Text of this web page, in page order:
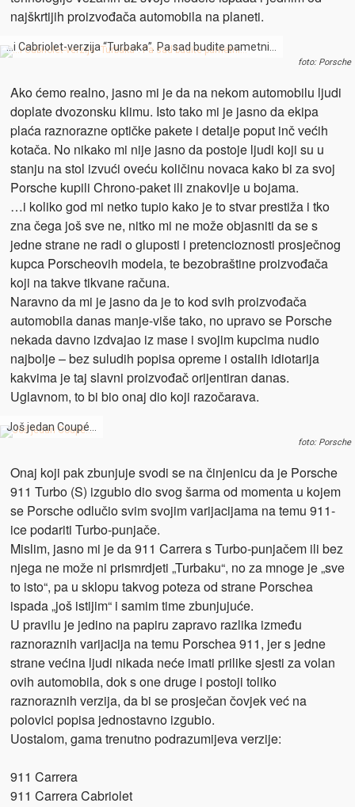
najškrtijih proizvođača automobila na planeti.
…i Cabriolet-verzija “Turbaka”. Pa sad budite pametni…
foto: Porsche
Ako ćemo realno, jasno mi je da na nekom automobilu ljudi
doplate dvozonsku klimu. Isto tako mi je jasno da ekipa
plaća raznorazne optičke pakete i detalje poput inč većih
kotača. No nikako mi nije jasno da postoje ljudi koji su u
stanju na stol izvući oveću količinu novaca kako bi za svoj
Porsche kupili Chrono-paket ili znakovlje u bojama.
…i koliko god mi netko tupio kako je to stvar prestiža i tko
zna čega još sve ne, nitko mi ne može objasniti da se s
jedne strane ne radi o gluposti i pretencioznosti prosječnog
kupca Porscheovih modela, te bezobraštine proizvođača
koji na takve tikvane računa.
Naravno da mi je jasno da je to kod svih proizvođača
automobila danas manje-više tako, no upravo se Porsche
nekada davno izdvajao iz mase i svojim kupcima nudio
najbolje – bez suludih popisa opreme i ostalih idiotarija
kakvima je taj slavni proizvođač orijentiran danas.
Uglavnom, to bi bio onaj dio koji razočarava.
Još jedan Coupé…
foto: Porsche
Onaj koji pak zbunjuje svodi se na činjenicu da je Porsche
911 Turbo (S) izgubio dio svog šarma od momenta u kojem
se Porsche odlučio svim svojim varijacijama na temu 911-
ice podariti Turbo-punjače.
Mislim, jasno mi je da 911 Carrera s Turbo-punjačem ili bez
njega ne može ni prismrdjeti „Turbaku“, no za mnoge je „sve
to isto“, pa u sklopu takvog poteza od strane Porschea
ispada „još istijim“ i samim time zbunjujuće.
U pravilu je jedino na papiru zapravo razlika između
raznoraznih varijacija na temu Porschea 911, jer s jedne
strane većina ljudi nikada neće imati prilike sjesti za volan
ovih automobila, dok s one druge i postoji toliko
raznoraznih verzija, da bi se prosječan čovjek već na
polovici popisa jednostavno izgubio.
Uostalom, gama trenutno podrazumijeva verzije:
911 Carrera
911 Carrera Cabriolet